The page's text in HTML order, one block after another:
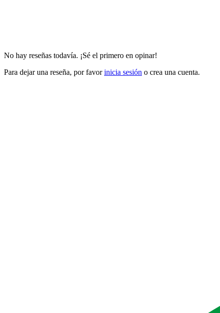
No hay reseñas todavía. ¡Sé el primero en opinar!
Para dejar una reseña, por favorinicia sesión o crea una cuenta.